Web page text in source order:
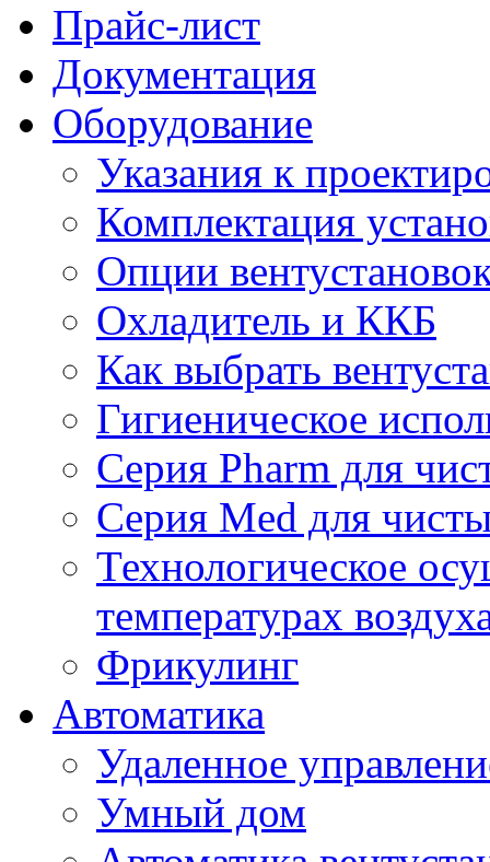
Прайс-лист
Документация
Оборудование
Указания к
Комплектация
Опции
Охладитель и ККБ
Как выбрать
Гигиеническое
Серия Pharm для
Серия Med для
Технологическое
температурах
Фрикулинг
Автоматика
Удаленное
Умный дом